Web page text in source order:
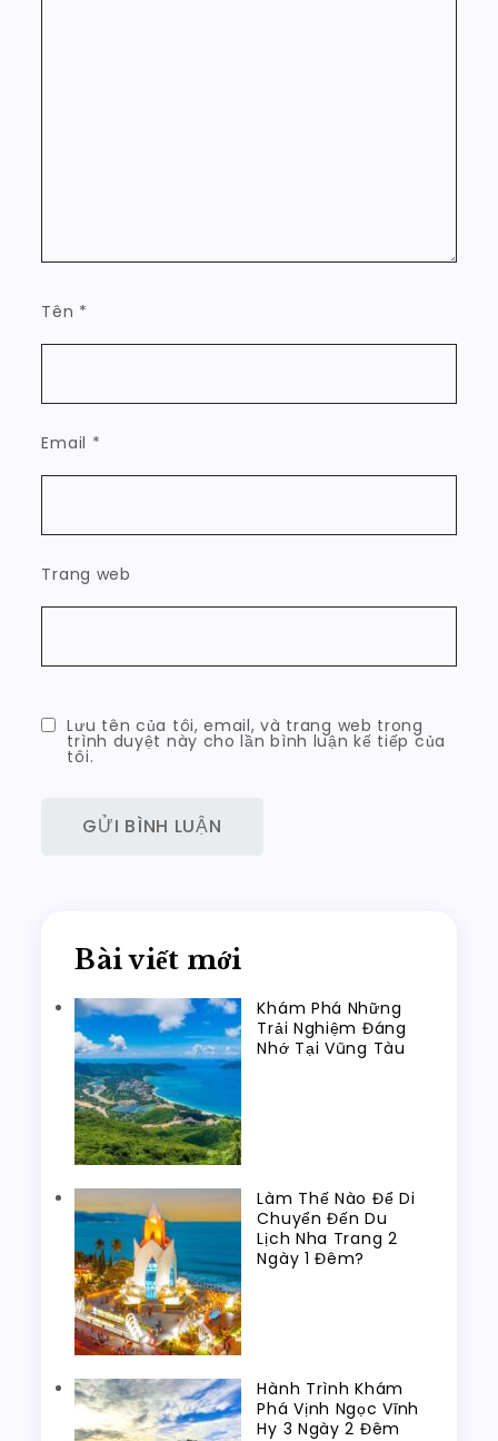
Tên *
Email *
Trang web
Lưu tên của tôi, email, và trang web trong
trình duyệt này cho lần bình luận kế tiếp của
tôi.
Bài viết mới
Khám Phá Những
Trải Nghiệm Đáng
Nhớ Tại Vũng Tàu
Làm Thế Nào Để Di
Chuyển Đến Du
Lịch Nha Trang 2
Ngày 1 Đêm?
Hành Trình Khám
Phá Vịnh Ngọc Vĩnh
Hy 3 Ngày 2 Đêm